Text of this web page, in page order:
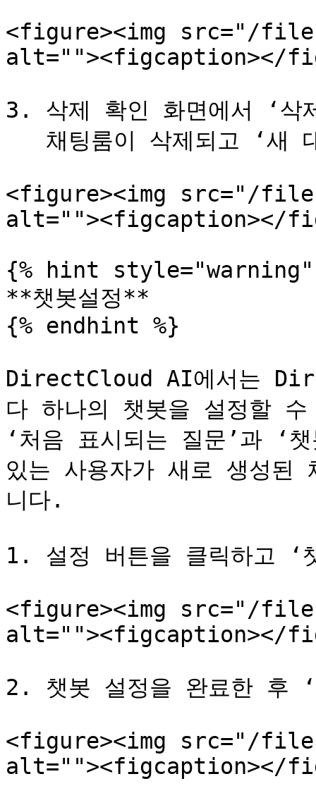
<figure><img src="/files/
alt=""><figcaption></
3. 삭제 확인 화면에서 ‘삭
<figure><img src="/files/
alt=""><figcaption></
{% hint style="warning"
**챗봇설정**
{% endhint %}
DirectCloud AI에서는
다 하나의 챗봇을 설정할
‘처음 표시되는 질문’과 ‘
있는 사용자가 새로 생성된
니다.
1. 설정 버튼을 클릭하고 ‘
<figure><img src="/
alt=""><figcaption></
2. 챗봇 설정을 완료한 후
<figure><img src="/files/
alt=""><figcaption></